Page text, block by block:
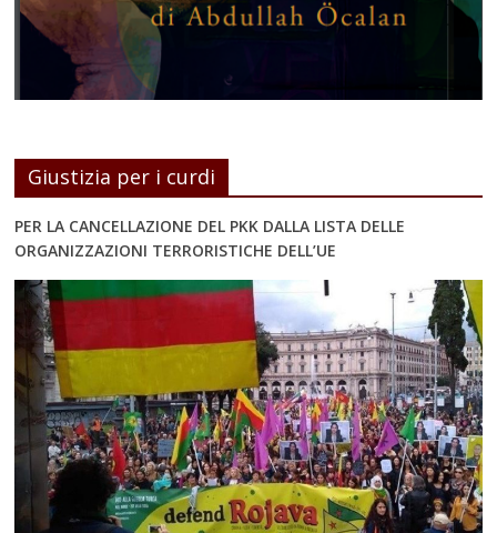
Giustizia per i curdi
PER LA CANCELLAZIONE DEL PKK DALLA LISTA DELLE
ORGANIZZAZIONI TERRORISTICHE DELL’UE